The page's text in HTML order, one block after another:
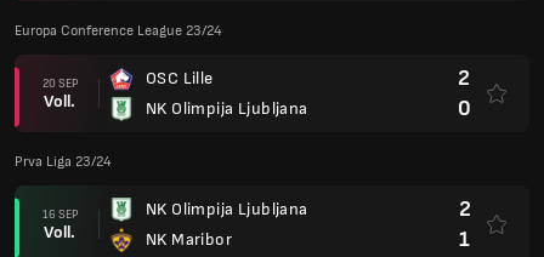
Europa Conference League 23/24
20 SEP
Voll.
OSC Lille
NK Olimpija Ljubljana
2
0
Prva Liga 23/24
16 SEP
Voll.
NK Olimpija Ljubljana
NK Maribor
2
1